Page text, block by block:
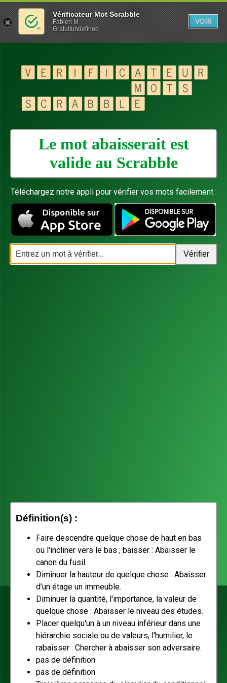
Le mot abaisserait est
valide au Scrabble
Téléchargez notre appli pour vérifier vos mots facilement :
Définition(s) :
Faire descendre quelque chose de haut en bas
ou l'incliner vers le bas ; baisser : Abaisser le
canon du fusil.
Diminuer la hauteur de quelque chose : Abaisser
d'un étage un immeuble.
Diminuer la quantité, l'importance, la valeur de
quelque chose : Abaisser le niveau des études.
Placer quelqu'un à un niveau inférieur dans une
hiérarchie sociale ou de valeurs, l'humilier, le
rabaisser : Chercher à abaisser son adversaire.
pas de définition
pas de définition
Vérificateur Mot Scrabble
Fabien M
Gratuitundefined
VOIR